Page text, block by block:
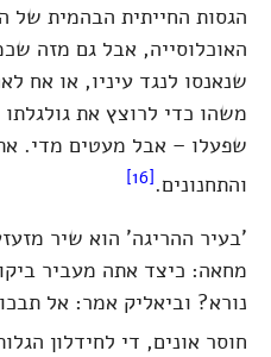
הגסות החייתית הבהמית של
האוכלוסייה, אבל גם מזה
שנאנסו לנגד עיניו, או אח
משהו כדי לרוצץ את גולגלתו
שפעלו – אבל מעטים מדי. את
והתחנונים.[16]
'בעיר ההריגה' הוא שיר
מחאה: כיצד אתה מעביר
נורא? וביאליק אמר: אל
חוסר אונים, די לחידלון